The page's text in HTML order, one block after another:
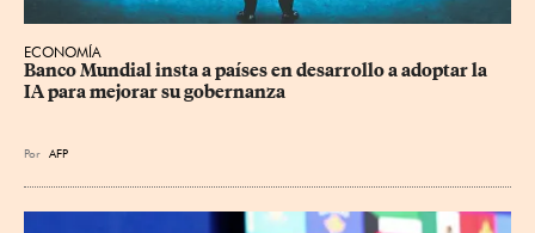
ECONOMÍA
Banco Mundial insta a países en desarrollo a adoptar la
IA para mejorar su gobernanza
Por AFP